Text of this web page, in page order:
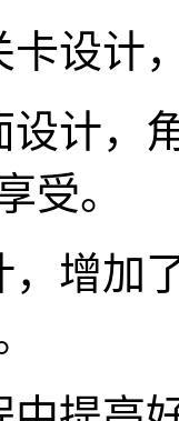
设计
计，
受。
增加